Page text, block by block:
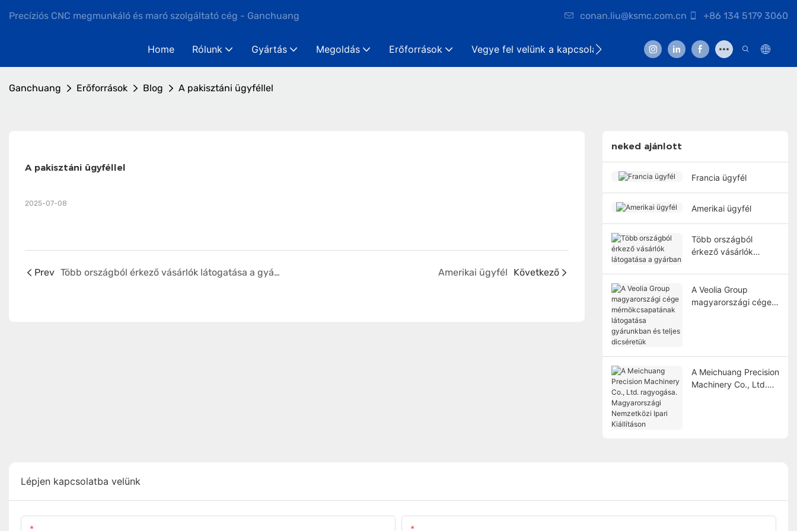
Precíziós CNC megmunkáló és maró szolgáltató cég - Ganchuang conan.liu@ksmc.com.cn +86 134 5179 3060
Home Rólunk Gyártás Megoldás Erőforrások Vegye fel velünk a kapcsolatot
Ganchuang Erőforrások Blog A pakisztáni ügyféllel
A pakisztáni ügyféllel
2025-07-08
Prev Több országból érkező vásárlók látogatása a gyárban Amerikai ügyfél Következő
neked ajánlott
Francia ügyfél
Amerikai ügyfél
Több országból
érkező vásárlók
A Veolia Group
magyarországi cége
A Meichuang Precision
Machinery Co., Ltd.
Lépjen kapcsolatba velünk